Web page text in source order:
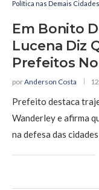
Política nas Demais
Em Bonito
Lucena Diz
Prefeitos
porAnderson Costa
Prefeito destaca
Wanderley e afirma
na defesa das